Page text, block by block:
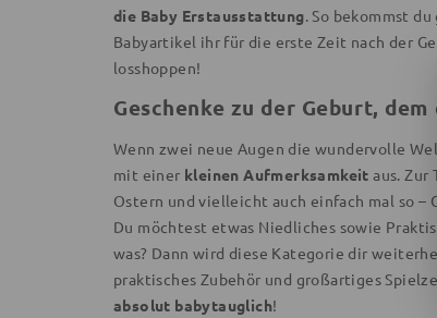
die Baby Erstausstattung. So bekommst
Babyartikel ihr für die erste Zeit nach der
losshoppen!
Geschenke zu der Geburt,
Wenn zwei neue Augen die wundervolle
mit einer kleinen Aufmerksamkeit aus. Zur
Ostern und vielleicht auch einfach mal so –
Du möchtest etwas Niedliches sowie
was? Dann wird diese Kategorie dir
praktisches Zubehör und großartiges
absolut babytauglich!